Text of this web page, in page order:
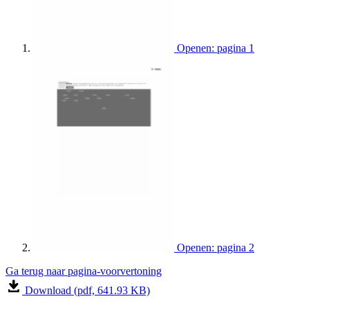
Openen: pagina 1
Openen: pagina 2
Ga terug naar pagina-voorvertoning
Download (pdf, 641.93 KB)